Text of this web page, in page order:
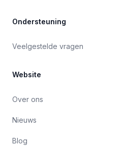
Ondersteuning
Veelgestelde vragen
Website
Over ons
Nieuws
Blog